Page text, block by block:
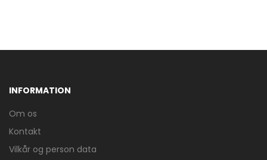
INFORMATION
Om os
Kontakt
Vilkår og person data